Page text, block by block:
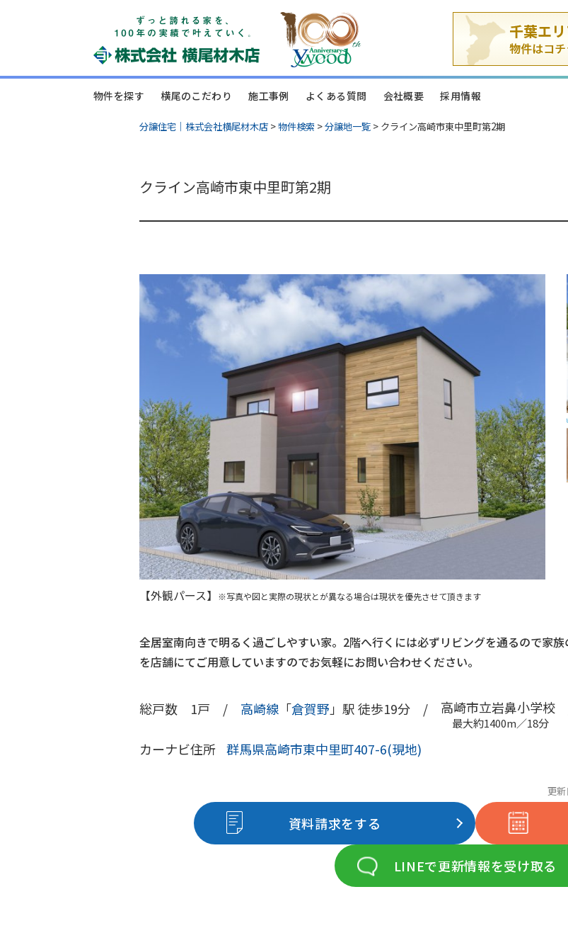
物件を探す 横尾のこだわり 施工事例 よくある質問 会社概要 採用情報
分譲住宅｜株式会社横尾材木店 >物件検索 >分譲地一覧 > クライン高崎市東中里町第2期
クライン高崎市東中里町第2期
【外観パース】 ※写真や図と実際の現状とが異なる場合は現状を優先させて頂きます
全居室南向きで明るく過ごしやすい家。2階へ行くには必ずリビングを通るので家
を店舗にてご用意していますのでお気軽にお問い合わせください。
総戸数 1戸 / 高崎線 「倉賀野 」駅 徒歩19分 / 高崎市立岩鼻小学
最大約1400m／18分
カーナビ住所 群馬県高崎市東中里町407-6(現地)
更
資料請求をする
LINEで更新情報を受け取る